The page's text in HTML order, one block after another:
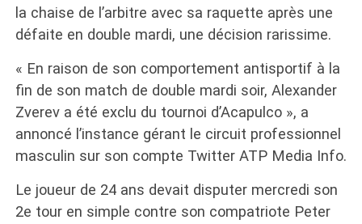
la chaise de l’arbitre avec sa raquette après une
défaite en double mardi, une décision rarissime.
« En raison de son comportement antisportif à la
fin de son match de double mardi soir, Alexander
Zverev a été exclu du tournoi d’Acapulco », a
annoncé l’instance gérant le circuit professionnel
masculin sur son compte Twitter ATP Media Info.
Le joueur de 24 ans devait disputer mercredi son
2e tour en simple contre son compatriote Peter